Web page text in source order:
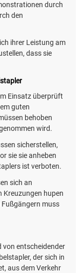
durch
den
ihrer Leistung am
dass sie
Einsatz überprüft
guten
behoben
wird.
sicherstellen,
sie sie anheben
ist verboten.
sich an
Kreuzungen hupen
Fußgängern muss
von entscheidender
der sich in
aus dem Verkehr